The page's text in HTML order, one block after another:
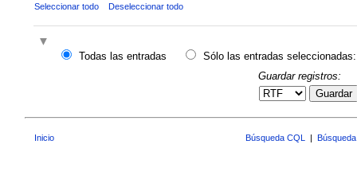
Seleccionar todo Deseleccionar todo
Todas las entradas
Sólo las entradas seleccionadas:
Guardar registros:
Guardar
Inicio Búsqueda CQL